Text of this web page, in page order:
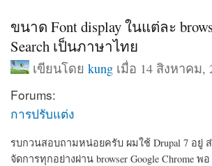
ขนาด Font display ในแต่ละ
Search เป็นภาษาไทย
เขียนโดย kungเมื่อ 14 สิงหาคม,
Forums:
การปรับแต่ง
รบกวนสอบถามหน่อยครับ ผมใช้ Drupal 7 อยู่
จัดการทุกอย่างผ่าน browser Google Chrome พ